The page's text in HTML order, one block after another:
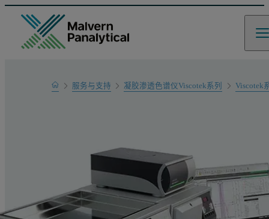
Home服务与支持
产品支持
凝胶渗透色谱仪Viscotek系列 Viscotek